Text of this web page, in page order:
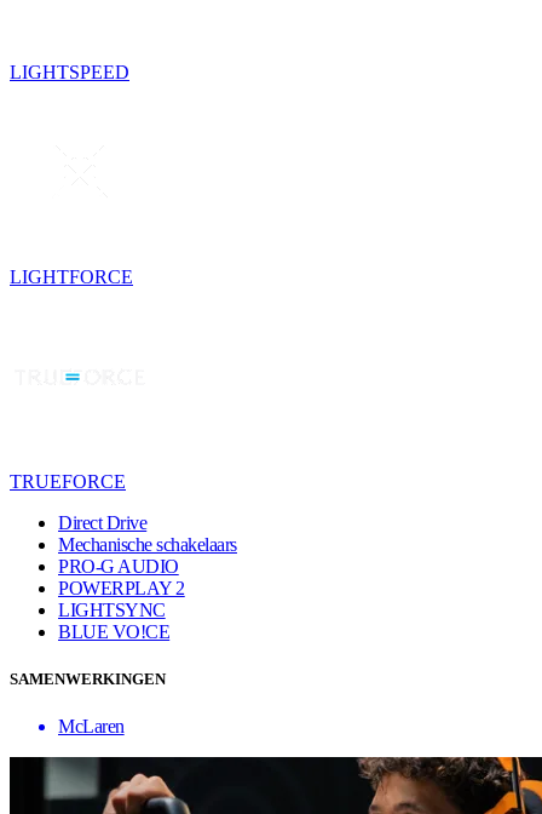
LIGHTSPEED
LIGHTFORCE
TRUEFORCE
Direct Drive
Mechanische schakelaars
PRO-G AUDIO
POWERPLAY 2
LIGHTSYNC
BLUE VO!CE
SAMENWERKINGEN
McLaren